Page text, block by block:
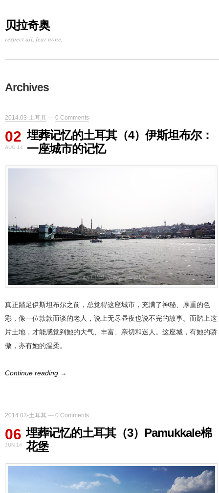
贝拉奇奥
respect all, fear none.
Archives
2014.03-土耳其 — 0 Comments
02
AUG 14
埋葬记忆的土耳其（4）伊斯坦布尔：
一座城市的记忆
真正踏足伊斯坦布尔之前，总觉得这座城市，充满了神秘、厚重的色
彩，像一位款款而谈的老人，说上无尽昼夜也说不完的故事。而踏上这
片土地，才能感觉到她的大气、丰富、亲切和迷人。这座城，有她的骄
傲，亦有她的温柔。
Continue reading →
2014.03-土耳其 — 0 Comments
06
JUN 14
埋葬记忆的土耳其（3）Pamukkale棉
花堡